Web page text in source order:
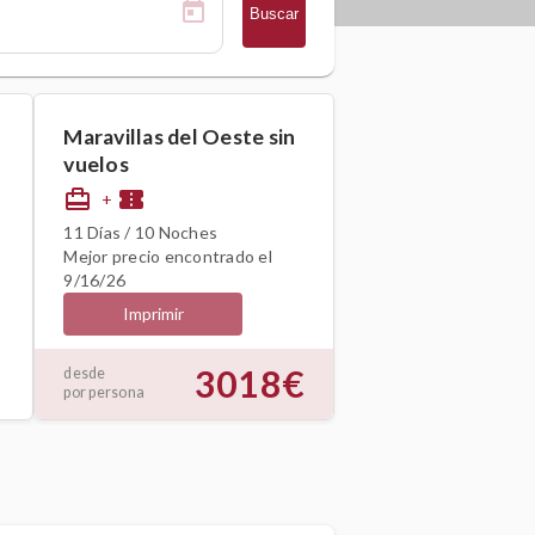
Buscar
Maravillas del Oeste sin
vuelos
card_travel + confirmation_number
11 Días / 10 Noches
Mejor precio encontrado el
9/16/26
Imprimir
desde
por persona
3018€